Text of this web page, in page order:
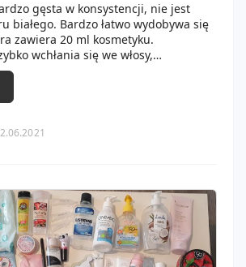
gęsta w konsystencji, nie jest
białego. Bardzo łatwo wydobywa się
zawiera 20 ml kosmetyku.
wchłania się we włosy,
odżywiając. Po około 3 minutach
a kosmetyk pozostawił moje włosy
i pełne wspaniałego
się do samego rana, włosy po masce